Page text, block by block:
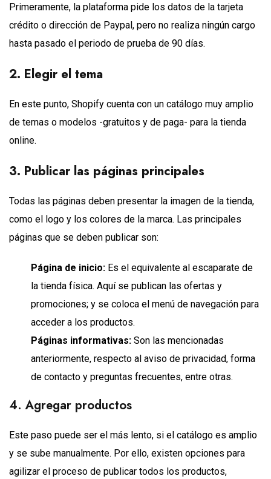
Primeramente, la plataforma pide los datos de la tarjeta
crédito o dirección de Paypal, pero no realiza ningún cargo
hasta pasado el periodo de prueba de 90 días.
2. Elegir el tema
En este punto, Shopify cuenta con un catálogo muy amplio
de temas o modelos -gratuitos y de paga- para la tienda
online.
3. Publicar las páginas principales
Todas las páginas deben presentar la imagen de la tienda,
como el logo y los colores de la marca. Las principales
páginas que se deben publicar son:
Página de inicio: Es el equivalente al escaparate de
la tienda física. Aquí se publican las ofertas y
promociones; y se coloca el menú de navegación para
acceder a los productos.
Páginas informativas: Son las mencionadas
anteriormente, respecto al aviso de privacidad, forma
de contacto y preguntas frecuentes, entre otras.
4. Agregar productos
Este paso puede ser el más lento, si el catálogo es amplio
y se sube manualmente. Por ello, existen opciones para
agilizar el proceso de publicar todos los productos,